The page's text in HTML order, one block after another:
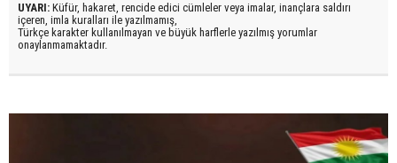
UYARI: Küfür, hakaret, rencide edici cümleler veya imalar, inançlara saldırı
içeren, imla kuralları ile yazılmamış,
Türkçe karakter kullanılmayan ve büyük harflerle yazılmış yorumlar
onaylanmamaktadır.